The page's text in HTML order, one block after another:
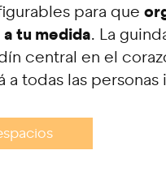
para que
tu medida. La
central en el
a todas las personas